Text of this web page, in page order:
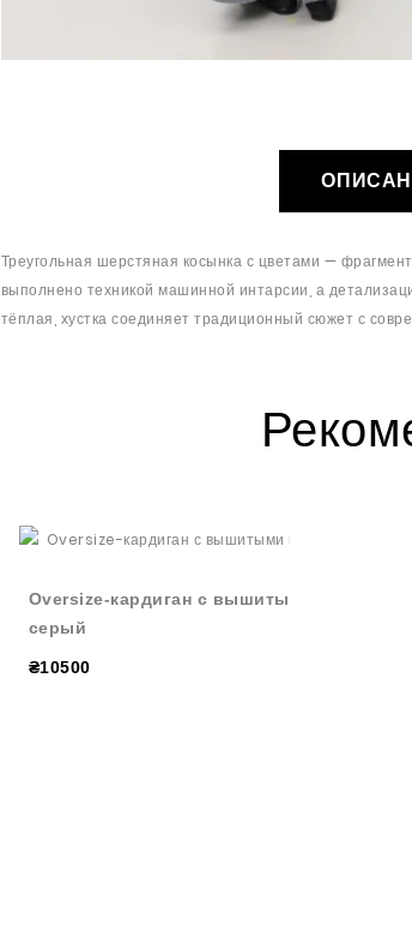
Треугольная шерстяная косынка с цветами —
выполнено техникой машинной интарсии, а
тёплая, хустка соединяет традиционный сюжет с
Oversize-кардиган с вышитыми цветами
серый
₴10500